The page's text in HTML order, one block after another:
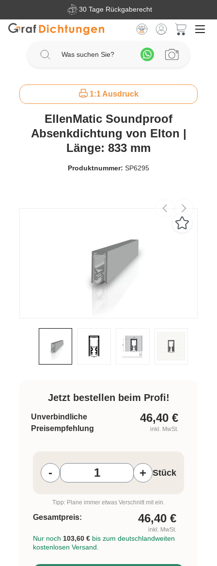
Zum Hauptinhalt springen30 Tage Rückgaberecht
1:1 Ausdruck
EllenMatic Soundproof
Absenkdichtung von Elton |
Länge: 833 mm
Produktnummer: SP6295
Jetzt bestellen beim Profi!
Unverbindliche
Preisempfehlung
46,40 €
inkl. MwSt.
- + Stück
Tipp: Plane immer etwas Verschnitt mit ein.
Gesamtpreis: 46,40 €
inkl. MwSt.
Nur noch 103,60 € bis zum deutschlandweiten
kostenlosen Versand.